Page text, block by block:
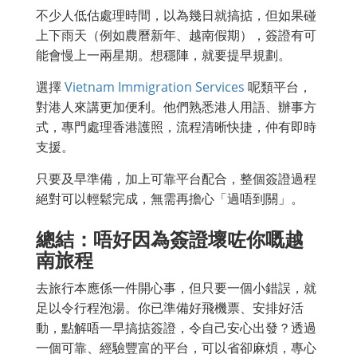
不少人低估處理時間，以為幾日就搞掂，但如果碰
上下雨天（例如農曆新年、越南假期），簽證有可
能會慢上一兩星期。想穩陣，就要提早規劃。
選擇Vietnam Immigration Services 呢類平台，
對港人來講更加便利。他們熟悉港人用語、辦事方
式，專門處理香港護照，流程清晰快捷，仲有即時
支援。
只要及早準備，加上可靠平台配合，整個簽證過程
絕對可以輕鬆完成，無需再擔心「過唔到關」。
總結：唔好因為簽證壞咗你嘅越
南旅程
去旅行本應係一件開心事，但只要一個小錯誤，就
足以令行程泡湯。你已準備好飛機票、安排好活
動，點解唔一早搞掂簽證，令自己安心出發？透過
一個可靠、經驗豐富的平台，可以省卻麻煩，專心